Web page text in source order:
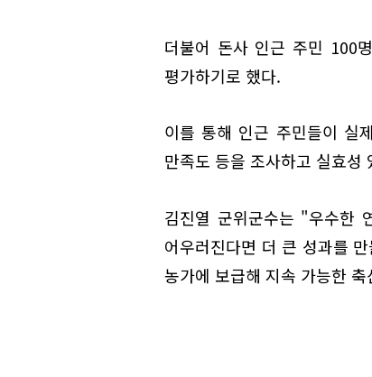
더불어 돈사 인근 주민 100
평가하기로 했다.
이를 통해 인근 주민들이 실
만족도 등을 조사하고 실효성
김진열 군위군수는 "우수한
어우러진다면 더 큰 성과를
농가에 보급해 지속 가능한